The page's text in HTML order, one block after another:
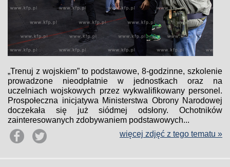
„Trenuj z wojskiem” to podstawowe, 8-godzinne, szkolenie
prowadzone nieodpłatnie w jednostkach oraz na
uczelniach wojskowych przez wykwalifikowany personel.
Prospołeczna inicjatywa Ministerstwa Obrony Narodowej
doczekała się już siódmej odsłony. Ochotników
zainteresowanych zdobywaniem podstawowych...
więcej zdjęć z tego tematu »